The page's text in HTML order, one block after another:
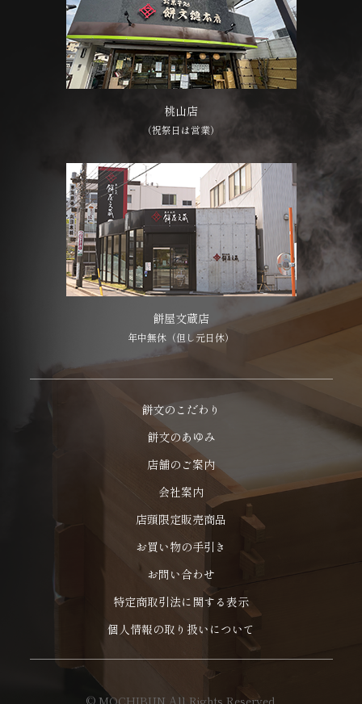
桃山店
（祝祭日は営業）
餅屋文蔵店
年中無休（但し元日休）
餅文のこだわり
餅文のあゆみ
店舗のご案内
会社案内
店頭限定販売商品
お買い物の手引き
お問い合わせ
特定商取引法に関する表示
個人情報の取り扱いについて
© MOCHIBUN All Rights Reserved.